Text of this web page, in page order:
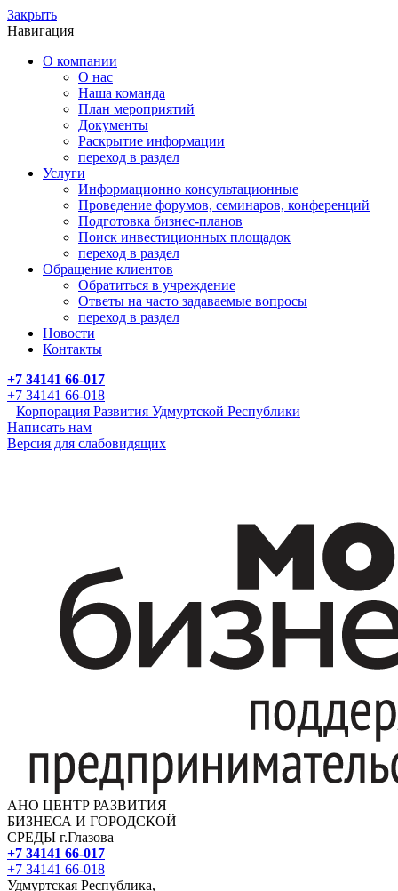
Закрыть
Навигация
О компании
О нас
Наша команда
План мероприятий
Документы
Раскрытие информации
переход в раздел
Услуги
Информационно консультационные
Проведение форумов, семинаров, конференций
Подготовка бизнес-планов
Поиск инвестиционных площадок
переход в раздел
Обращение клиентов
Обратиться в учреждение
Ответы на часто задаваемые вопросы
переход в раздел
Новости
Контакты
+7 34141 66-017
+7 34141 66-018
Корпорация Развития Удмуртской Республики
Написать нам
Версия для слабовидящих
АНО ЦЕНТР РАЗВИТИЯ
БИЗНЕСА И ГОРОДСКОЙ
СРЕДЫ г.Глазова
+7 34141 66-017
+7 34141 66-018
Удмуртская Республика,